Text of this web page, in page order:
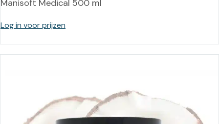
Manisoft Medical 500 ml
Log in voor prijzen